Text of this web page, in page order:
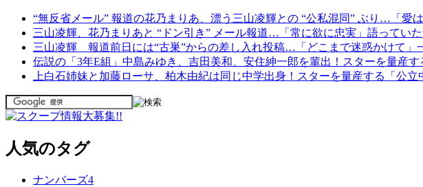
“無反省メール” 報道の花乃まりあ、漂う三山凌輝との “公私混同” ぶり…「愛
三山凌輝、花乃まりあと “ドン引き” メール報道…「常に欲に忠実」語ってい
三山凌輝 報道前日には“古巣”からの差し入れ投稿…「どこまで迷惑かけて」
伝説の「3年E組」中島みゆき、吉田美和、安住紳一郎を輩出！スターを量産
上白石姉妹と加藤ローサ、柏木由紀は同じ中学出身！スターを量産する「公
人気のタグ
ナンバーズ4